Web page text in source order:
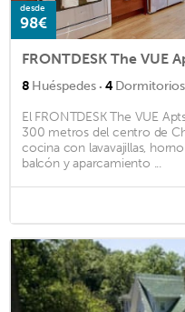
desde
98€
FRONTDESK The VUE
8 Huéspedes · 4Dormitorios
El FRONTDESK The VUE
300 metros del centro de
cocina con lavavajillas,
balcón y aparcamiento ...